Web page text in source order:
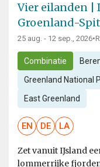
Vier eilanden |
Groenland-
25 aug. - 12 sep., 2026•
Combinatie
Greenland National
East Greenland
EN DE LA
Zet vanuit IJsland
lommerrijke